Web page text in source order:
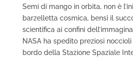
Semi di mango in orbita, non è
barzelletta cosmica, bensì il
scientifica ai confini
NASA ha spedito preziosi
bordo della Stazione Spaziale